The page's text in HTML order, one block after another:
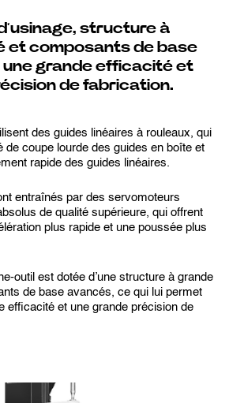
structure à
et composants de base
grande efficacité et
de fabrication.
des guides linéaires à rouleaux, qui
de coupe lourde des guides en boîte et
rapide des guides linéaires.
entraînés par des servomoteurs
de qualité supérieure, qui offrent
plus rapide et une poussée plus
outil est dotée d’une structure à grande
de base avancés, ce qui lui permet
efficacité et une grande précision de